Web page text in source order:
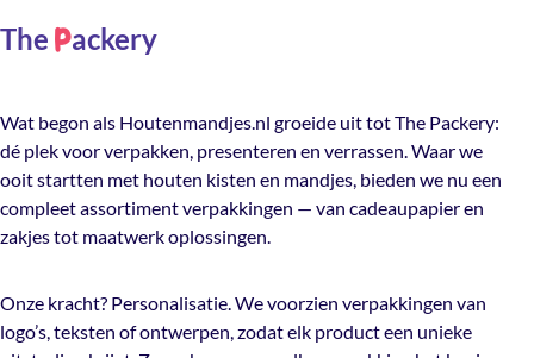
The Packery
Wat begon als Houtenmandjes.nl groeide uit tot The Packery:
dé plek voor verpakken, presenteren en verrassen. Waar we
ooit startten met houten kisten en mandjes, bieden we nu een
compleet assortiment verpakkingen — van cadeaupapier en
zakjes tot maatwerk oplossingen.
Onze kracht? Personalisatie. We voorzien verpakkingen van
logo’s, teksten of ontwerpen, zodat elk product een unieke